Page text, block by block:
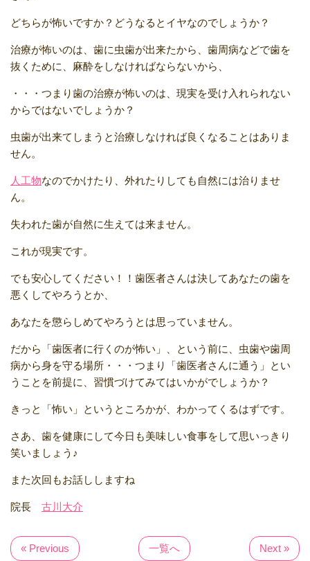
どちらが怖いですか？どうなるとイヤなのでしょうか？
治療が怖いのは、歯に虫歯が出来たから、歯周病などで歯を
抜くために、麻酔をしなければならないから、
・・・つまり歯の治療が怖いのは、現実を受け入れられない
からではないでしょうか？
虫歯が出来てしまうと治療しなければ良くなることはありま
せん。
人工物なのでかけたり、外れたりしても自然には治りませ
ん。
失われた歯が自然に生えては来ません。
これが現実です。
でも安心してください！！歯医者さんは決してあなたの歯を
悪くしてやろうとか、
あなたを懲らしめてやろうとは思っていません。
だから「歯医者に行くのが怖い」、という前に、虫歯や歯周
病から身を守る場所・・・つまり「歯医者さんに通う」とい
うことを前提に、習慣づけてみてはいかがでしょうか？
きっと「怖い」というところかが、わかってくるはずです。
さあ、歯を健康にして今日も美味しい食事をして思いっきり
笑いましょう♪
また次回もお話ししますね
院長 古川大介
« Previous 一覧へ Next »